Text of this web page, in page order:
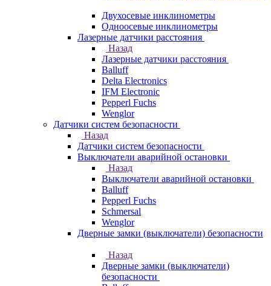
Двухосевые инклинометры
Одноосевые инклинометры
Лазерные датчики расстояния
Назад
Лазерные датчики расстояния
Balluff
Delta Electronics
IFM Electronic
Pepperl Fuchs
Wenglor
Датчики систем безопасности
Назад
Датчики систем безопасности
Выключатели аварийной остановки
Назад
Выключатели аварийной остановки
Balluff
Pepperl Fuchs
Schmersal
Wenglor
Дверные замки (выключатели) безопасности
Назад
Дверные замки (выключатели)
безопасности